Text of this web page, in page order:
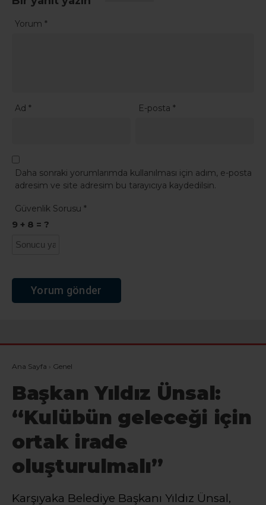
Yorum *
Ad * E-posta*
Daha sonraki yorumlarımda kullanılması için adım, e-posta
adresim ve site adresim bu tarayıcıya kaydedilsin.
Güvenlik Sorusu *
9 + 8 = ?
Ana Sayfa › Genel
Başkan Yıldız Ünsal:
“Kulübün geleceği için
ortak irade
oluşturulmalı”
Karşıyaka Belediye Başkanı Yıldız Ünsal,